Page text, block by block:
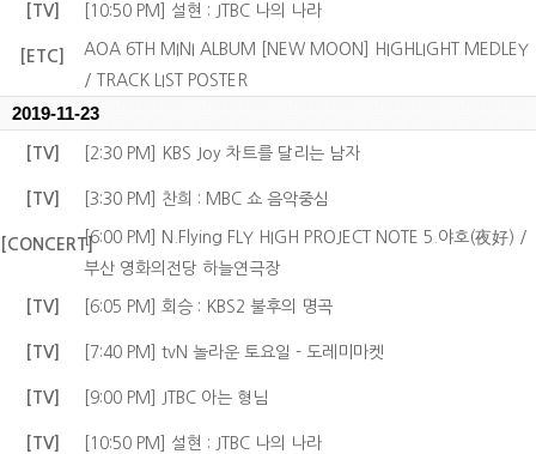
[TV] [10:50 PM] 설현 : JTBC 나의 나라
[ETC]
AOA 6TH MINI ALBUM [NEW MOON] HIGHLIGHT MEDLEY
/ TRACK LIST POSTER
2019-11-23
[TV] [2:30 PM] KBS Joy 차트를 달리는 남자
[TV] [3:30 PM] 찬희 : MBC 쇼 음악중심
[CONCERT][6:00 PM] N.Flying FLY HIGH PROJECT NOTE 5.야호(夜好) /
부산 영화의전당 하늘연극장
[TV] [6:05 PM] 회승 : KBS2 불후의 명곡
[TV] [7:40 PM] tvN 놀라운 토요일 - 도레미마켓
[TV] [9:00 PM] JTBC 아는 형님
[TV] [10:50 PM] 설현 : JTBC 나의 나라